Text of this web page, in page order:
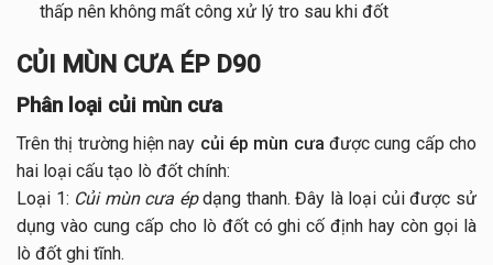
thấp nên không mất công xử lý tro sau khi đốt
CỦI MÙN CƯA ÉP D90
Phân loại củi mùn cưa
Trên thị trường hiện nay củi ép mùn cưa được cung cấp cho
hai loại cấu tạo lò đốt chính:
Loại 1: Củi mùn cưa épdạng thanh. Đây là loại củi được sử
dụng vào cung cấp cho lò đốt có ghi cố định hay còn gọi là
lò đốt ghi tĩnh.